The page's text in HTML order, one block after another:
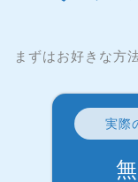
まずはお好きな方
実際